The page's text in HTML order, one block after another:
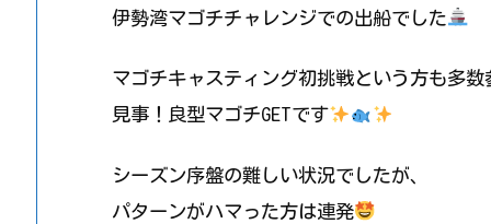
伊勢湾マゴチチャレンジでの出船でした
マゴチキャスティング初挑戦という方も多数
見事！良型マゴチGETです
シーズン序盤の難しい状況でしたが、
パターンがハマった方は連発